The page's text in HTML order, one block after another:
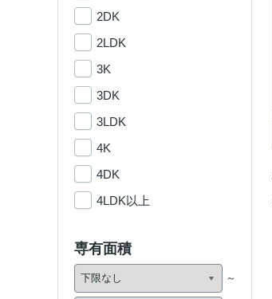
2DK
2LDK
3K
3DK
3LDK
4K
4DK
4LDK以上
専有面積